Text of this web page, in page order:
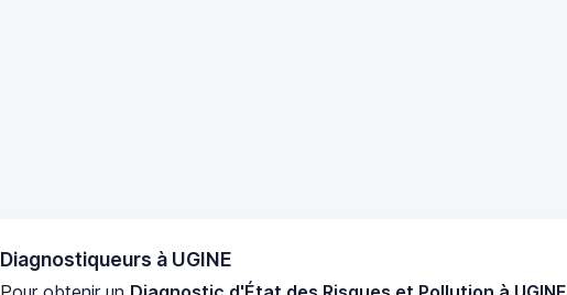
Diagnostiqueurs à UGINE